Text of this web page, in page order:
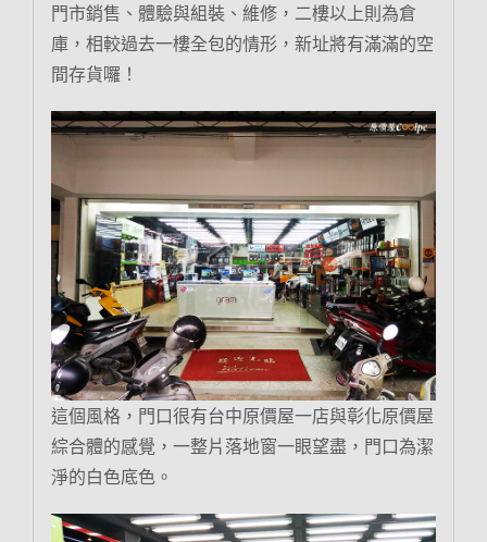
門市銷售、體驗與組裝、維修，二樓以上則為倉
庫，相較過去一樓全包的情形，新址將有滿滿的空
間存貨囉！
這個風格，門口很有台中原價屋一店與彰化原價屋
綜合體的感覺，一整片落地窗一眼望盡，門口為潔
淨的白色底色。